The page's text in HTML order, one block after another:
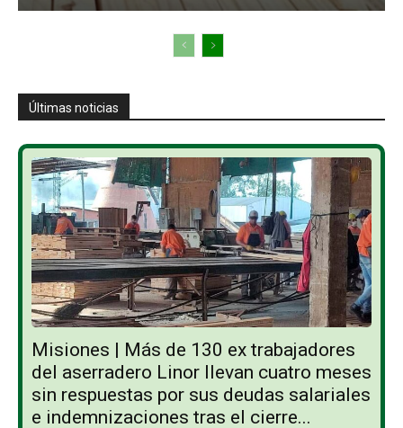
Últimas noticias
Misiones | Más de 130 ex trabajadores
del aserradero Linor llevan cuatro meses
sin respuestas por sus deudas salariales
e indemnizaciones tras el cierre...